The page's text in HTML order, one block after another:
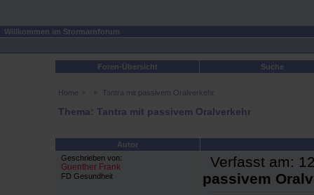
Willkommen im Stormarnforum
Foren-Übersicht Suche
Home Tantra mit passivem Oralverkehr
Thema: Tantra mit passivem Oralverkehr
Autor
Geschrieben von:
Guenther Frank
FD Gesundheit
Verfasst am:
passivem